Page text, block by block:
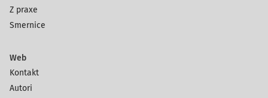
Z praxe
Smernice
Web
Kontakt
Autori